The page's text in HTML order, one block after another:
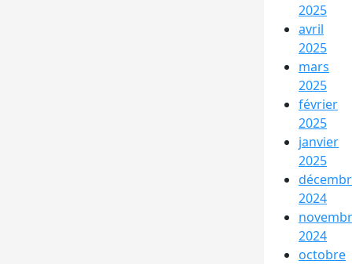
2025
avril
2025
mars
2025
février
2025
janvier
2025
2024
2024
octobre